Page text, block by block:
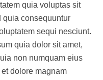
quia voluptas sit
quia consequuntur
sequi nesciunt.
quia dolor sit amet,
non numquam eius
dolore magnam